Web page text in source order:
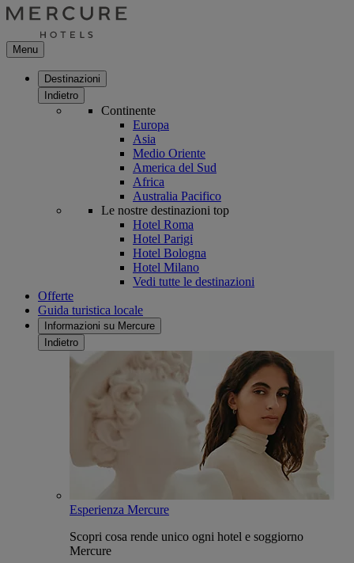
Menu
Destinazioni
Indietro
Continente
Europa
Asia
Medio Oriente
America del Sud
Africa
Australia Pacifico
Le nostre destinazioni top
Hotel Roma
Hotel Parigi
Hotel Bologna
Hotel Milano
Vedi tutte le destinazioni
Offerte
Guida turistica locale
Informazioni su Mercure
Indietro
Esperienza Mercure
Scopri cosa rende unico ogni hotel e soggiorno
Mercure